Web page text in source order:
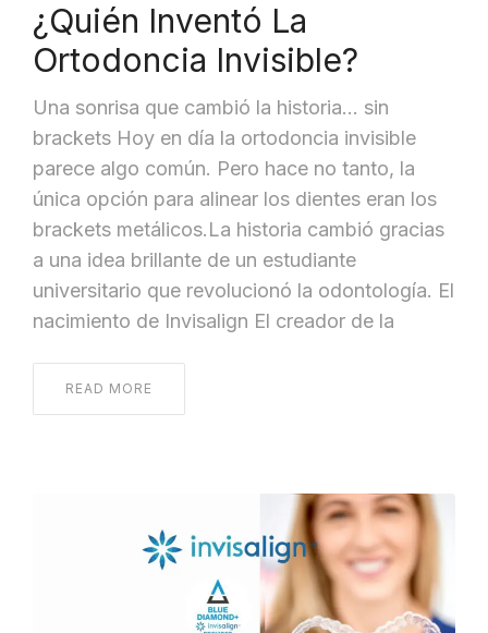
¿Quién Inventó La
Ortodoncia Invisible?
Una sonrisa que cambió la historia… sin
brackets Hoy en día la ortodoncia invisible
parece algo común. Pero hace no tanto, la
única opción para alinear los dientes eran los
brackets metálicos.La historia cambió gracias
a una idea brillante de un estudiante
universitario que revolucionó la odontología. El
nacimiento de Invisalign El creador de la
READ MORE